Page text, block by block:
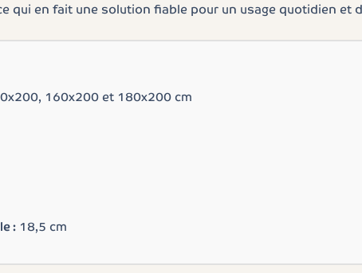
qui en fait une solution fiable pour un usage quotidien et
160x200 et 180x200 cm
:18,5 cm